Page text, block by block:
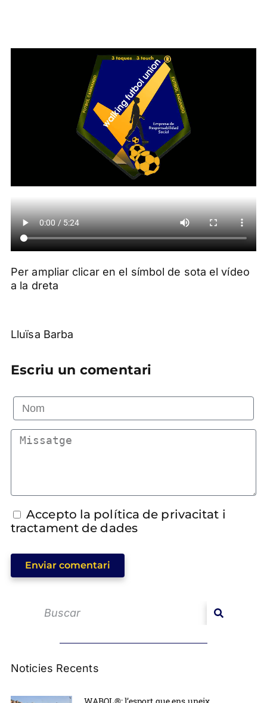
Per ampliar clicar en el símbol de sota el vídeo
a la dreta
Lluïsa Barba
Escriu un comentari
Accepto la política de privacitat i
tractament de dades
Enviar comentari
Noticies Recents